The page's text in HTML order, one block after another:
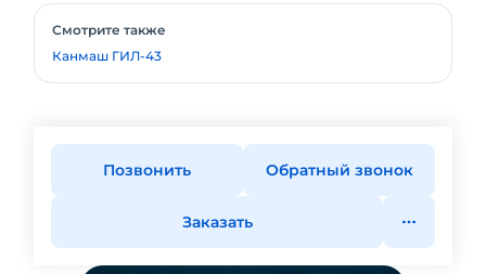
Смотрите также
Канмаш ГИЛ-43
Позвонить Обратный звонок
Заказать